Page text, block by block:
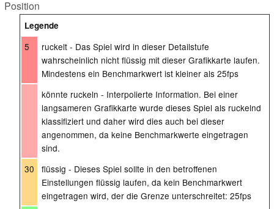
Position
Legende
5
ruckelt - Das Spiel wird in dieser Detailstufe
wahrscheinlich nicht flüssig mit dieser Grafikkarte laufen.
Mindestens ein Benchmarkwert ist kleiner als 25fps
könnte ruckeln - Interpolierte Information. Bei einer
langsameren Grafikkarte wurde dieses Spiel als ruckelnd
klassifiziert und daher wird dies auch bei dieser
angenommen, da keine Benchmarkwerte eingetragen
sind.
30
flüssig - Dieses Spiel sollte in den betroffenen
Einstellungen flüssig laufen, da kein Benchmarkwert
eingetragen wird, der die Grenze unterschreitet: 25fps